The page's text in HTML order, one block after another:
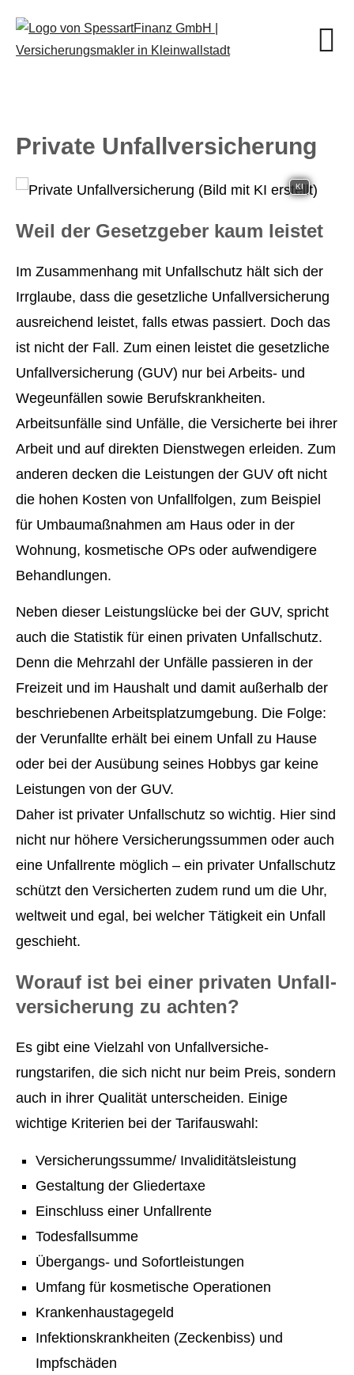
Private Unfall­ver­si­che­rung
KI
Weil der Gesetzgeber kaum leistet
Im Zusammenhang mit Unfallschutz hält sich der
Irrglaube, dass die gesetzliche Unfall­ver­si­che­rung
ausreichend leistet, falls etwas passiert. Doch das
ist nicht der Fall. Zum einen leistet die gesetzliche
Unfall­ver­si­che­rung (GUV) nur bei Arbeits- und
Wegeunfällen sowie Berufskrankheiten.
Arbeitsunfälle sind Unfälle, die Versicherte bei ihrer
Arbeit und auf direkten Dienstwegen erleiden. Zum
anderen decken die Leistungen der GUV oft nicht
die hohen Kosten von Unfallfolgen, zum Beispiel
für Umbaumaßnahmen am Haus oder in der
Wohnung, kosmetische OPs oder aufwendigere
Behandlungen.
Neben dieser Leistungslücke bei der GUV, spricht
auch die Statistik für einen privaten Unfallschutz.
Denn die Mehrzahl der Unfälle passieren in der
Freizeit und im Haushalt und damit außerhalb der
beschriebenen Arbeitsplatzumgebung. Die Folge:
der Verunfallte erhält bei einem Unfall zu Hause
oder bei der Ausübung seines Hobbys gar keine
Leistungen von der GUV.
Daher ist privater Unfallschutz so wichtig. Hier sind
nicht nur höhere Versicherungssummen oder auch
eine Unfallrente möglich – ein privater Unfallschutz
schützt den Versicherten zudem rund um die Uhr,
weltweit und egal, bei welcher Tätigkeit ein Unfall
geschieht.
Worauf ist bei einer privaten Unfall­
ver­si­che­rung zu achten?
Es gibt eine Vielzahl von Unfall­ver­si­che­
rungstarifen, die sich nicht nur beim Preis, sondern
auch in ihrer Qualität unterscheiden. Einige
wichtige Kriterien bei der Tarifauswahl:
Versicherungssumme/ Invaliditätsleistung
Gestaltung der Gliedertaxe
Einschluss einer Unfallrente
Todesfallsumme
Übergangs- und Sofortleistungen
Umfang für kosmetische Operationen
Krankenhaustagegeld
Infektionskrankheiten (Zeckenbiss) und
Impfschäden